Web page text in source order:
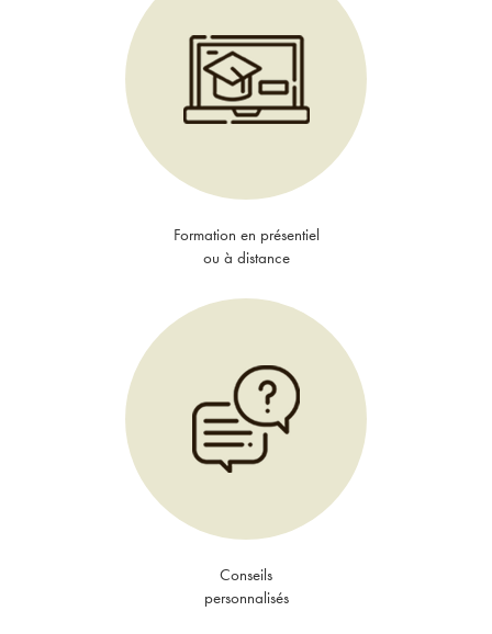
Formation en présentiel
ou à distance
Conseils
personnalisés